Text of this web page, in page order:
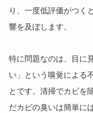
り、一度低評価がつく
響を及ぼします。
特に問題なのは、目に
い」という嗅覚による
とです。清掃でカビを
だカビの臭いは簡単に